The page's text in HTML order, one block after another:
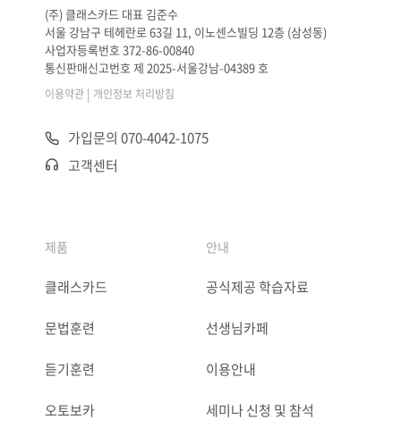
(주) 클래스카드 대표 김준수
서울 강남구 테헤란로 63길 11, 이노센스빌딩 12층 (삼성동)
사업자등록번호 372-86-00840
통신판매신고번호 제 2025-서울강남-04389 호
이용약관 | 개인정보 처리방침
가입문의 070-4042-1075
고객센터
제품
클래스카드
문법훈련
듣기훈련
오토보카
안내
공식제공 학습자료
선생님카페
이용안내
세미나 신청 및 참석